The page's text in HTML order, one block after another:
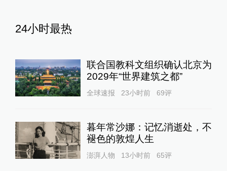
24小时最热
联合国教科文组织确认北京为
2029年“世界建筑之都”
全球速报 23小时前 69评
暮年常沙娜：记忆消逝处，不
褪色的敦煌人生
澎湃人物 13小时前 65评